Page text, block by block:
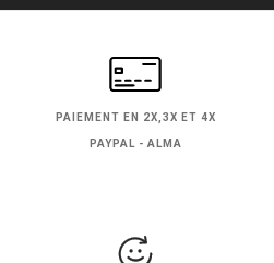
PAIEMENT EN 2X,3X ET 4X
PAYPAL - ALMA